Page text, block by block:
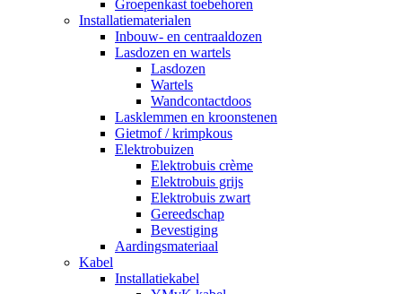
Groepenkast toebehoren
Installatiematerialen
Inbouw- en centraaldozen
Lasdozen en wartels
Lasdozen
Wartels
Wandcontactdoos
Lasklemmen en kroonstenen
Gietmof / krimpkous
Elektrobuizen
Elektrobuis crème
Elektrobuis grijs
Elektrobuis zwart
Gereedschap
Bevestiging
Aardingsmateriaal
Kabel
Installatiekabel